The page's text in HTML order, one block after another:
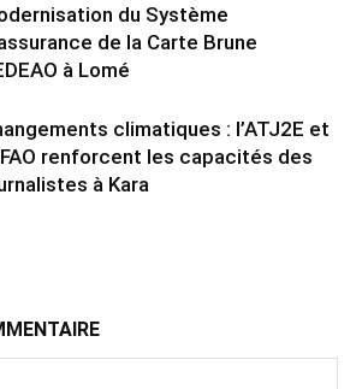
du Système
de la Carte Brune
à Lomé
climatiques : l’ATJ2E et
renforcent les capacités des
à Kara